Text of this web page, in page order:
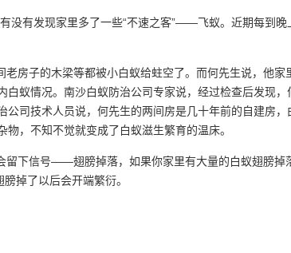
没有发现家里多了一些“不速之客”——飞蚁。近期每到
房子的木梁等都被小白蚁给蛀空了。而何先生说，他家
白蚁情况。南沙白蚁防治公司专家说，经过检查后发现，
司技术人员说，何先生的两间房是几十年前的自建房
，不知不觉就变成了白蚁滋生繁育的温床。
留下信号——翅膀掉落，如果你家里有大量的白蚁翅膀掉
掉了以后会开端繁衍。